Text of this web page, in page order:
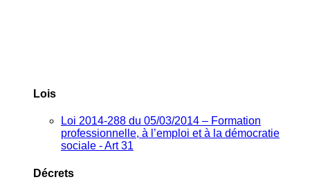
Lois
Loi 2014-288 du 05/03/2014 – Formation
professionnelle, à l’emploi et à la démocratie
sociale - Art 31
Décrets